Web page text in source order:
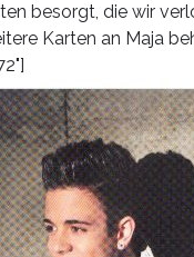
besorgt, die wir
Karten an Maja